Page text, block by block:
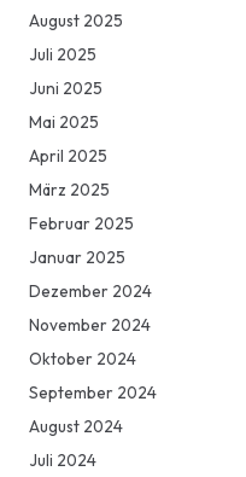
August 2025
Juli 2025
Juni 2025
Mai 2025
April 2025
März 2025
Februar 2025
Januar 2025
Dezember 2024
November 2024
Oktober 2024
September 2024
August 2024
Juli 2024